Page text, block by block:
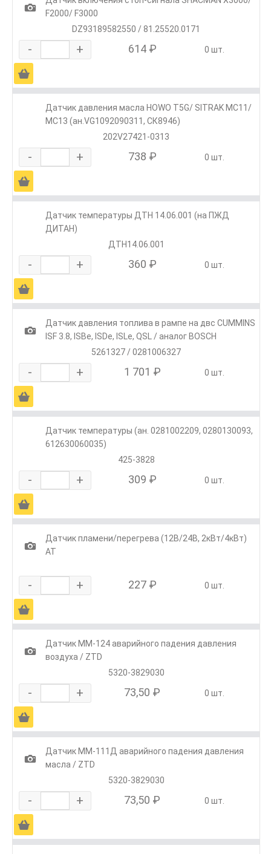
1
F2000/ F3000
DZ93189582550 / 81.25520.0171
- + 614 ₽ 0 шт.
Ä
Датчик давления масла HOWO T5G/ SITRAK MC11/
MC13 (ан.VG1092090311, СК8946)
202V27421-0313
- + 738 ₽ 0 шт.
Ä
Датчик температуры ДТН 14.06.001 (на ПЖД
ДИТАН)
ДТН14.06.001
- + 360 ₽ 0 шт.
Ä
1
Датчик давления топлива в рампе на двс CUMMINS
ISF 3.8, ISBe, ISDe, ISLe, QSL / аналог BOSCH
5261327 / 0281006327
- + 1 701 ₽ 0 шт.
Ä
Датчик температуры (ан. 0281002209, 0280130093,
612630060035)
425-3828
- + 309 ₽ 0 шт.
Ä
1
Датчик пламени/перегрева (12В/24В, 2кВт/4кВт)
АТ
- + 227 ₽ 0 шт.
Ä
1
Датчик ММ-124 аварийного падения давления
воздуха / ZTD
5320-3829030
- + 73,50 ₽ 0 шт.
Ä
1
Датчик ММ-111Д аварийного падения давления
масла / ZTD
5320-3829030
- + 73,50 ₽ 0 шт.
Ä